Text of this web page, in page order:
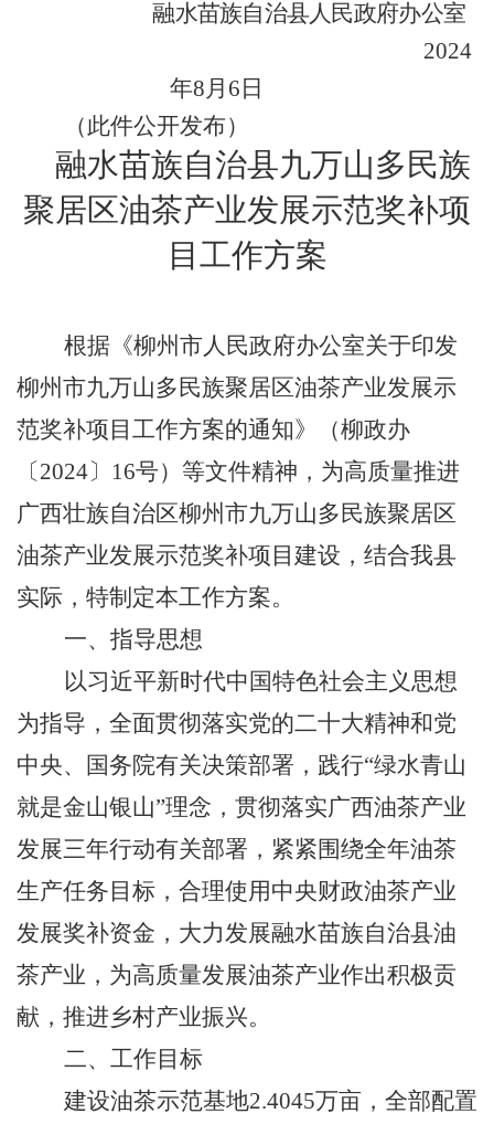
融水苗族自治县人民政府办公室
2024
年8月 6 日
（此件公开发布）
融水苗族自治县九万山多民族
聚居区油茶产业发展示范奖补项
目工作方案
根据《柳州市人民政府办公室关于印发
柳州市九万山多民族聚居区油茶产业发展示
范奖补项目工作方案的通知》（柳政办
〔2024〕 16号）等文件精神，为高质量推进
广西壮族自治区柳州市九万山多民族聚居区
油茶产业发展示范奖补项目建设，结合我县
实际，特制定本工作方案。
一、指导思想
以习近平新时代中国特色社会主义思想
为指导，全面贯彻落实党的二十大精神和党
中央、国务院有关决策部署，践行“绿水青山
就是金山银山”理念，贯彻落实广西油茶产业
发展三年行动有关部署，紧紧围绕全年油茶
生产任务目标，合理使用中央财政油茶产业
发展奖补资金，大力发展融水苗族自治县油
茶产业，为高质量发展油茶产业作出积极贡
献，推进乡村产业振兴。
二、工作目标
建设油茶示范基地2.4045万亩，全部配置